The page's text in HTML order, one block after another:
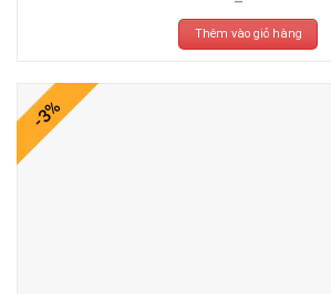
là:
3.100.000₫.
Thêm vào giỏ hàng
-3%